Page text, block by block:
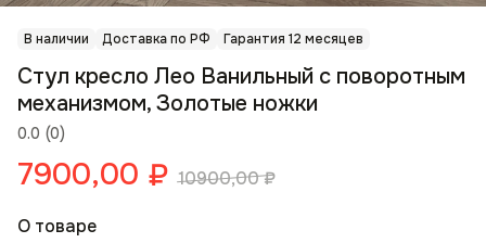
В наличии Доставка по РФ Гарантия 12 месяцев
0.0 (0)
Стул кресло Лео Ванильный с поворотным
механизмом, Золотые ножки
7900,00 ₽ 10900,00₽
О товаре